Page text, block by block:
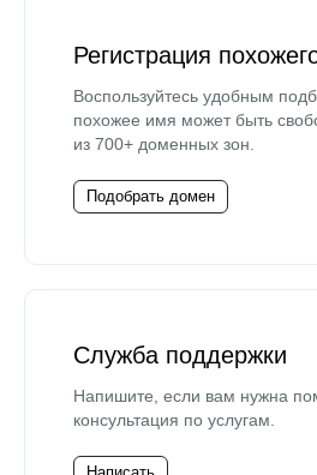
Регистрация
Воспользуйтесь удобным
похожее имя может быть
из 700+ доменных зон.
Подобрать домен
Служба поддержки
Напишите, если вам нужна
консультация по услугам.